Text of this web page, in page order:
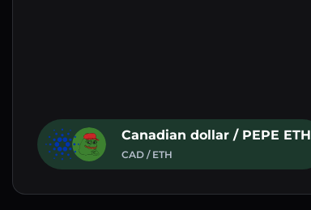
Canadian dollar / PEPE ETH
CAD / ETH